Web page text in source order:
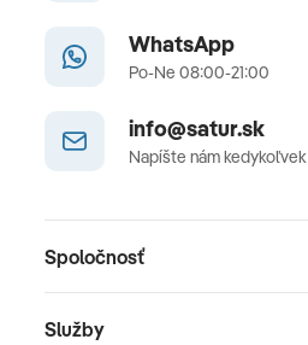
WhatsApp
Po-Ne 08:00-21:00
info@satur.sk
Napíšte nám kedykoľvek
Spoločnosť
Služby